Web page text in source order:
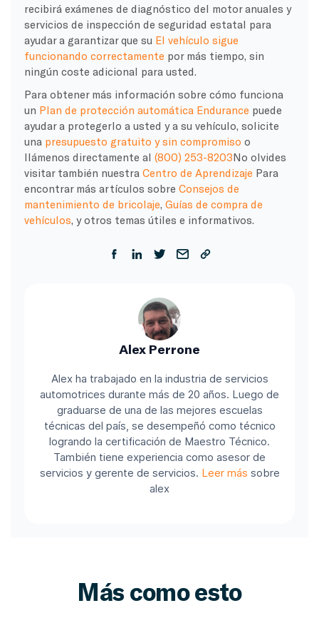
recibirá exámenes de diagnóstico del motor anuales y
servicios de inspección de seguridad estatal para
ayudar a garantizar que su El vehículo sigue
funcionando correctamente por más tiempo, sin
ningún coste adicional para usted.
Para obtener más información sobre cómo funciona
un Plan de protección automática Endurance puede
ayudar a protegerlo a usted y a su vehículo, solicite
una presupuesto gratuito y sin compromiso o
llámenos directamente al (800) 253-8203No olvides
visitar también nuestra Centro de Aprendizaje Para
encontrar más artículos sobre Consejos de
mantenimiento de bricolaje Guías de compra de
vehículos , y otros temas útiles e informativos.
Alex Perrone
Alex ha trabajado en la industria de servicios
automotrices durante más de 20 años. Luego de
graduarse de una de las mejores escuelas
técnicas del país, se desempeñó como técnico
logrando la certificación de Maestro Técnico.
También tiene experiencia como asesor de
servicios y gerente de servicios. Leer más sobre
alex
Más como esto